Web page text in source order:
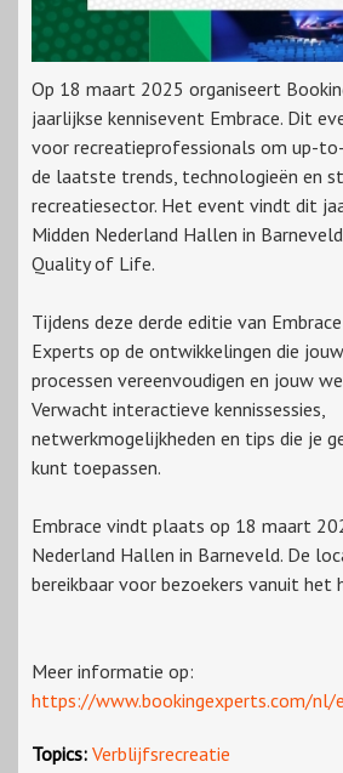
Op 18 maart 2025 organiseert
jaarlijkse kennisevent Embrace. Dit
voor recreatieprofessionals om up-
de laatste trends, technologieën en
recreatiesector. Het event vindt dit
Midden Nederland Hallen in
Quality of Life.
Tijdens deze derde editie van
Experts op de ontwikkelingen die
processen vereenvoudigen en jouw
Verwacht interactieve kennissessies,
netwerkmogelijkheden en tips die je
kunt toepassen.
Embrace vindt plaats op 18 maart
Nederland Hallen in Barneveld. De
bereikbaar voor bezoekers vanuit het
Meer informatie op:
https://www.bookingexperts.com/nl/
Topics: Verblijfsrecreatie